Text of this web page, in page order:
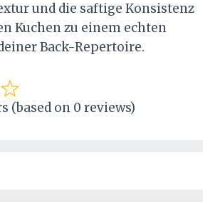
und die saftige Konsistenz
Kuchen zu einem echten
Back-Repertoire.
(based on 0 reviews)